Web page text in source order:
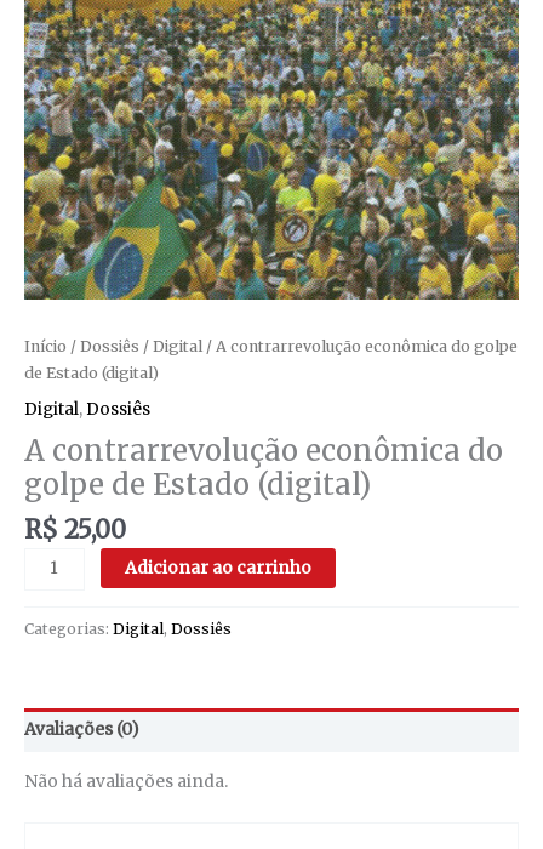
Início / Dossiês / Digital / A contrarrevolução econômica do golpe
de Estado (digital)
Digital,Dossiês
A contrarrevolução econômica do
golpe de Estado (digital)
R$ 25,00
Adicionar ao carrinho
Categorias: Digital, Dossiês
Avaliações (0)
Não há avaliações ainda.